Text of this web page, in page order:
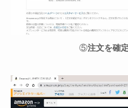
⑤注文を確